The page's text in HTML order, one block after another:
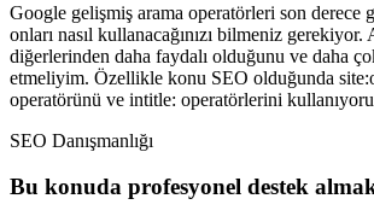
Google gelişmiş arama operatörleri son derece
onları nasıl kullanacağınızı bilmeniz gerekiyor.
diğerlerinden daha faydalı olduğunu ve daha
etmeliyim. Özellikle konu SEO olduğunda
operatörünü ve intitle: operatörlerini
SEO Danışmanlığı
Bu konuda profesyonel destek